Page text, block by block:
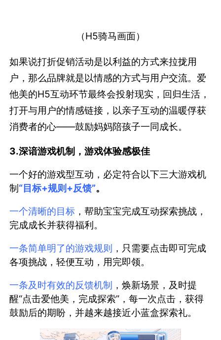
（H5骑马画面）
如果说打折促销活动是以利益的方式来拉拢用
户，那么品牌就是以情感的方式与用户交流。爱
他美的H5互动环节最终会投射现实，回归生活，
打开与用户的情感链接，以亲子互动的温暖俘获
消费者的心——鼓励妈妈陪孩子一同成长。
3.深谙游戏机制，游戏体验感极佳
一个好的游戏型互动，必定符合以下三大游戏机
制“目标+规则+反馈”。
一个清晰的目标 ，帮助宝宝完成互动探索挑战，
完成成长并获得福利。
一条简单明了的游戏规则 ，只需要点击即可完成
各项挑战，轻便互动，用完即领。
一条及时有效的反馈机制 ，焕新场景，及时提
醒“点击爱他美，完成探索”，每一次点击，获得
鼓励后的期盼，并越来越接近小蓝盒探索礼。